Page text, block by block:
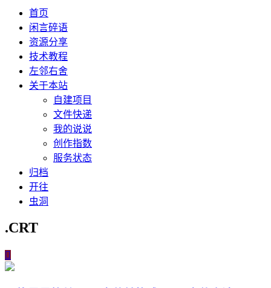
首页
闲言碎语
资源分享
技术教程
左邻右舍
关于本站
自建项目
文件快递
我的说说
创作指数
服务状态
归档
开往
虫洞
.CRT
